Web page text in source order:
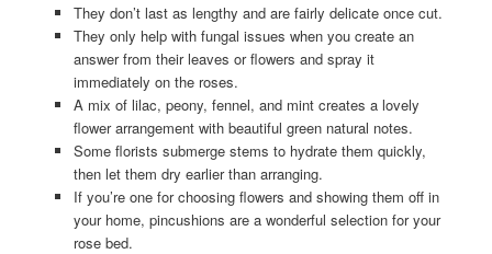
They don’t last as lengthy and are fairly delicate once cut.
They only help with fungal issues when you create an
answer from their leaves or flowers and spray it
immediately on the roses.
A mix of lilac, peony, fennel, and mint creates a lovely
flower arrangement with beautiful green natural notes.
Some florists submerge stems to hydrate them quickly,
then let them dry earlier than arranging.
If you’re one for choosing flowers and showing them off in
your home, pincushions are a wonderful selection for your
rose bed.